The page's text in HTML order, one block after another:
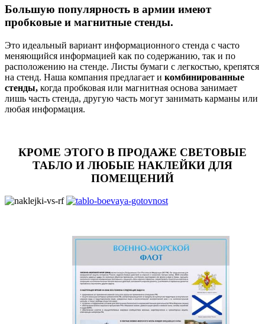
Большую популярность в армии имеют
пробковые и магнитные стенды.
Это идеальный вариант информационного стенда с часто
меняющийся информацией как по содержанию, так и по
расположению на стенде. Листы бумаги с легкостью, крепятся
на стенд. Наша компания предлагает и комбинированные
стенды, когда пробковая или магнитная основа занимает
лишь часть стенда, другую часть могут занимать карманы или
любая информация.
КРОМЕ ЭТОГО В ПРОДАЖЕ СВЕТОВЫЕ
ТАБЛО И ЛЮБЫЕ НАКЛЕЙКИ ДЛЯ
ПОМЕЩЕНИЙ